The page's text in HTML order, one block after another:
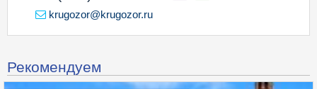
krugozor@krugozor.ru
Рекомендуем